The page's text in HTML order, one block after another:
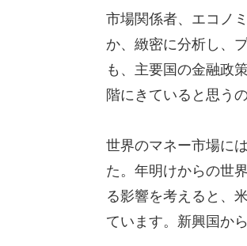
市場関係者、エコノ
か、緻密に分析し、
も、主要国の金融政
階にきていると思うの
世界のマネー市場に
た。年明けからの世
る影響を考えると、
ています。新興国か